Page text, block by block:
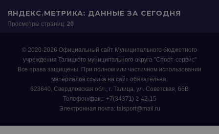
ЯНДЕКС.МЕТРИКА: ДАННЫЕ ЗА СЕГОДНЯ
Просмотры страниц: 20
© 2020-2026 Официальный сайт Муниципального бюджетного
учреждения Талицкого муниципального округа "Спорт-сервис"
Все права защищены. При полном или частичном использовании
материалов ссылка на сайт обязательна.
623640, Свердловская обл., г. Талица, ул. Советская, 65В
Телефон/факс: +7(34371) 2-42-15
Электронная почта: talsport@mail.ru